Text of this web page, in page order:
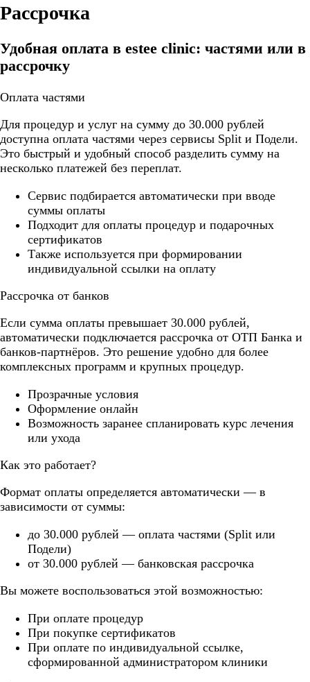
Рассрочка
Удобная оплата в estee clinic: частями или в
рассрочку
Оплата частями
Для процедур и услуг на сумму до 30.000 рублей
доступна оплата частями через сервисы Split и Подели.
Это быстрый и удобный способ разделить сумму на
несколько платежей без переплат.
Cервис подбирается автоматически при вводе
суммы оплаты
Подходит для оплаты процедур и подарочных
сертификатов
Также используется при формировании
индивидуальной ссылки на оплату
Рассрочка от банков
Если сумма оплаты превышает 30.000 рублей,
автоматически подключается рассрочка от ОТП Банка и
банков-партнёров. Это решение удобно для более
комплексных программ и крупных процедур.
Прозрачные условия
Оформление онлайн
Возможность заранее спланировать курс лечения
или ухода
Как это работает?
Формат оплаты определяется автоматически — в
зависимости от суммы:
до 30.000 рублей — оплата частями (Split или
Подели)
от 30.000 рублей — банковская рассрочка
Вы можете воспользоваться этой возможностью:
При оплате процедур
При покупке сертификатов
При оплате по индивидуальной ссылке,
сформированной администратором клиники